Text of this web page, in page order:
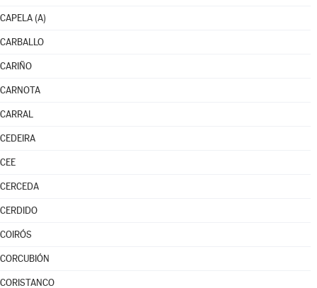
CAPELA (A)
CARBALLO
CARIÑO
CARNOTA
CARRAL
CEDEIRA
CEE
CERCEDA
CERDIDO
COIRÓS
CORCUBIÓN
CORISTANCO